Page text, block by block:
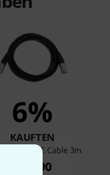
6%
KAUFTEN
CAT6E Cable 3m
€ 12,90